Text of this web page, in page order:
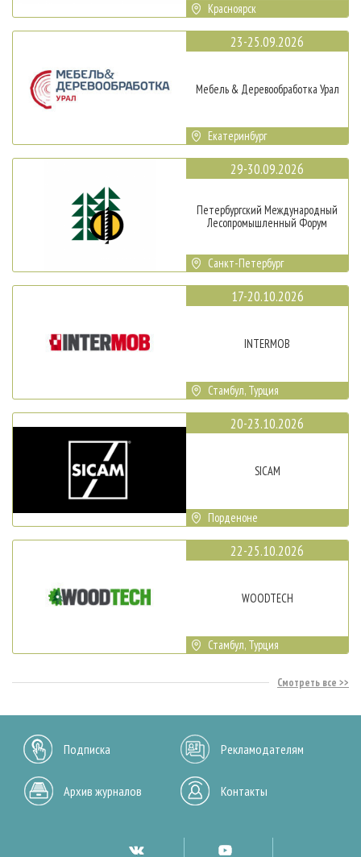
Красноярск
23-25.09.2026
Мебель & Деревообработка Урал
Екатеринбург
29-30.09.2026
Петербургский Международный
Лесопромышленный Форум
Санкт-Петербург
17-20.10.2026
INTERMOB
Стамбул, Турция
20-23.10.2026
SICAM
Порденоне
22-25.10.2026
WOODTECH
Стамбул, Турция
Смотреть все
Подписка Рекламодателям
Архив журналов Контакты